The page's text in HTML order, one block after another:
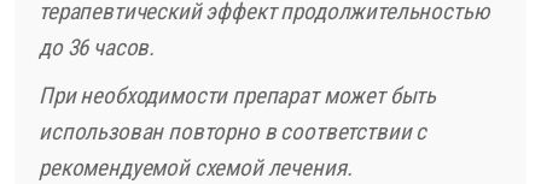
терапевтический эффект продолжительностью
до 36 часов.
При необходимости препарат может быть
использован повторно в соответствии с
рекомендуемой схемой лечения.